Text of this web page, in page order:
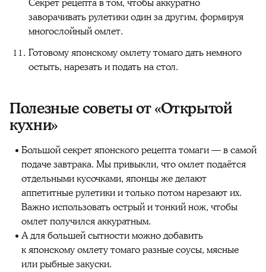
Секрет рецепта в том, чтобы аккуратно
заворачивать рулетики один за другим, формируя
многослойный омлет.
Готовому японскому омлету томаго дать немного
остыть, нарезать и подать на стол.
Полезные советы от «Открытой
кухни»
Большой секрет японского рецепта томаги — в самой
подаче завтрака. Мы привыкли, что омлет подаётся
отдельными кусочками, японцы же делают
аппетитные рулетики и только потом нарезают их.
Важно использовать острый и тонкий нож, чтобы
омлет получился аккуратным.
А для большей сытности можно добавить
к японскому омлету томаго разные соусы, мясные
или рыбные закуски.